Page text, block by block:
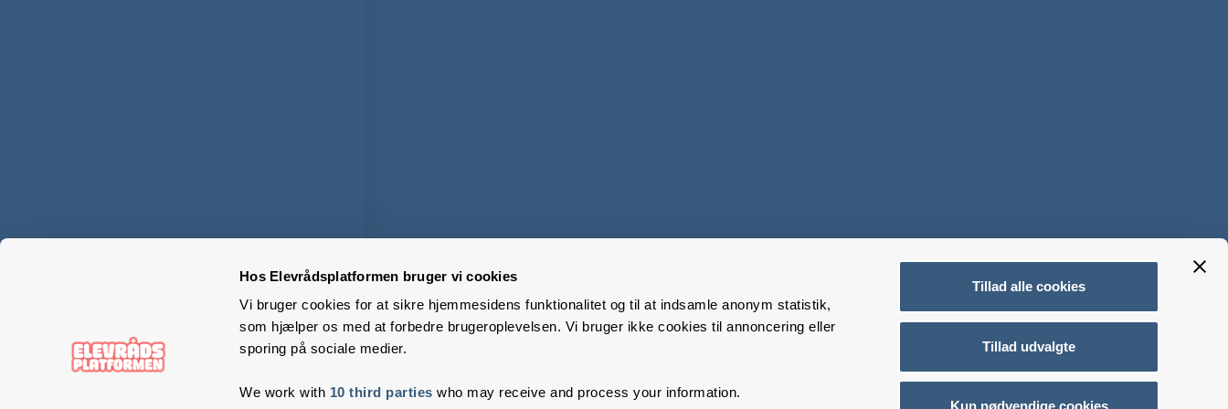
Hos Elevrådsplatformen bruger vi cookies
Vi bruger cookies for at sikre hjemmesidens funktionalitet og til at indsamle anonym statistik,
som hjælper os med at forbedre brugeroplevelsen. Vi bruger ikke cookies til annoncering eller
sporing på sociale medier.
We work with 10 third parties who may receive and process your information.
Tillad alle cookies
Tillad udvalgte
Kun nødvendige cookies